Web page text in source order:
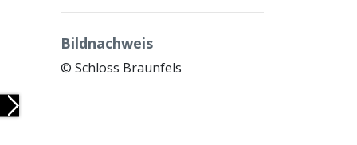
Next
Bildnachweis
© Schloss Braunfels